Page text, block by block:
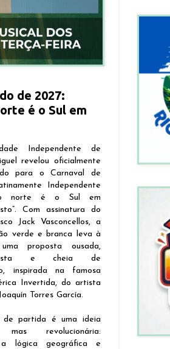
de 2027:
é o Sul em
Independente de
revelou oficialmente
para o Carnaval de
Independente
norte é o Sul em
Com assinatura do
Jack Vasconcellos, a
verde e branca leva à
proposta ousada,
e cheia de
inspirada na famosa
Invertida, do artista
Torres García.
partida é uma ideia
mas revolucionária:
lógica geográfica e